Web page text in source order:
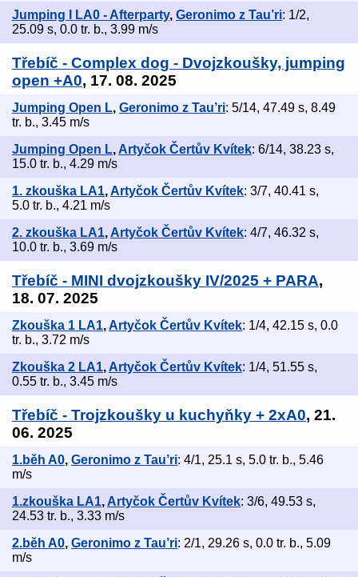
Jumping I LA0 - Afterparty, Geronimo z Tau’ri: 1/2,
25.09 s, 0.0 tr. b., 3.99 m/s
Třebíč - Complex dog - Dvojzkoušky, jumping
open +A0, 17. 08. 2025
Jumping Open L, Geronimo z Tau’ri: 5/14, 47.49 s, 8.49
tr. b., 3.45 m/s
Jumping Open L, Artyčok Čertův Kvítek: 6/14, 38.23 s,
15.0 tr. b., 4.29 m/s
1. zkouška LA1,Artyčok Čertův Kvítek: 3/7, 40.41 s,
5.0 tr. b., 4.21 m/s
2. zkouška LA1, Artyčok Čertův Kvítek: 4/7, 46.32 s,
10.0 tr. b., 3.69 m/s
Třebíč - MINI dvojzkoušky IV/2025 + PARA,
18. 07. 2025
Zkouška 1 LA1,Artyčok Čertův Kvítek: 1/4, 42.15 s, 0.0
tr. b., 3.72 m/s
Zkouška 2 LA1, Artyčok Čertův Kvítek: 1/4, 51.55 s,
0.55 tr. b., 3.45 m/s
Třebíč - Trojzkoušky u kuchyňky + 2xA0, 21.
06. 2025
1.běh A0, Geronimo z Tau’ri: 4/1, 25.1 s, 5.0 tr. b., 5.46
m/s
1.zkouška LA1, Artyčok Čertův Kvítek: 3/6, 49.53 s,
24.53 tr. b., 3.33 m/s
2.běh A0, Geronimo z Tau’ri: 2/1, 29.26 s, 0.0 tr. b., 5.09
m/s